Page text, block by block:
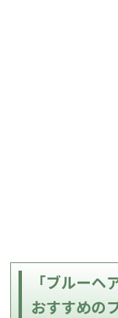
「ブルー
おすすめの